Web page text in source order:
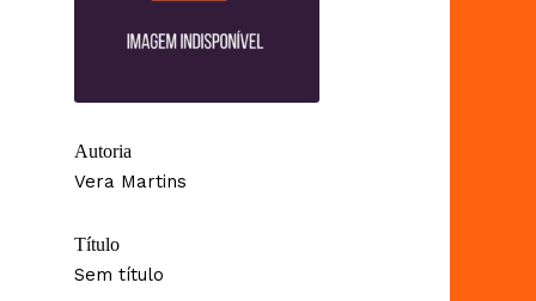
Autoria
Vera Martins
Título
Sem título